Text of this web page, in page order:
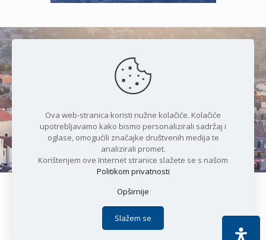
Čudesan spoj kristalnog mora i
prirode
Copyright © 2021 Općina Karlobag | Sva prava pridržana |
Politika privatnosti
Apoc IT
Ova web-stranica koristi nužne kolačiće. Kolačiće
upotrebljavamo kako bismo personalizirali sadržaj i
oglase, omogućili značajke društvenih medija te
analizirali promet.
Korištenjem ove Internet stranice slažete se s našom
Politikom privatnosti
Opširnije
Slažem se